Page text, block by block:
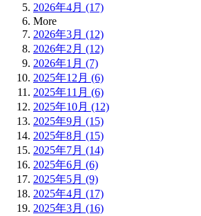
2026年4月 (17)
More
2026年3月 (12)
2026年2月 (12)
2026年1月 (7)
2025年12月 (6)
2025年11月 (6)
2025年10月 (12)
2025年9月 (15)
2025年8月 (15)
2025年7月 (14)
2025年6月 (6)
2025年5月 (9)
2025年4月 (17)
2025年3月 (16)